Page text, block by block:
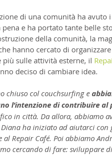
di una comunità ha
pena e ha portato tante belle
della comunità, la
hanno cercato di
più sulle attività esterne, il
deciso di cambiare idea.
chiuso col couchsurfing e
l’intenzione di contribuire
in città. Da allora, abbiamo
ha iniziato ad aiutarci con
al Repair Café. Poi abbiamo
cercando di fare: sviluppare